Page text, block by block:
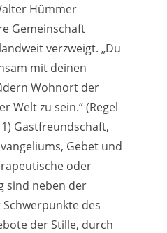
Hümmer
Gemeinschaft
verzweigt. „Du
mit deinen
Wohnort der
Welt zu sein.“ (Regel
Gastfreundschaft,
Gebet und
oder
sind neben der
des
der Stille, durch